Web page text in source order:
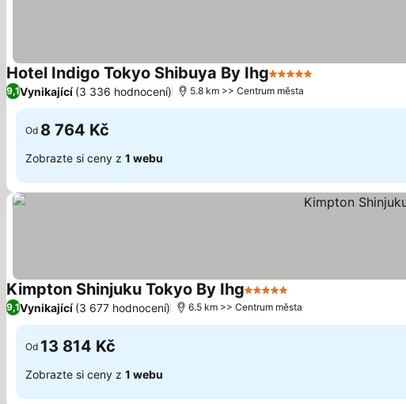
Hotel Indigo Tokyo Shibuya By Ihg5 Počet hvězdiček
9,1Vynikající (3 336 hodnocení) 5.8 km >> Centrum města
Od 8 764 Kč
Zobrazte si ceny z 1 webu
Kimpton Shinjuku Tokyo By Ihg5 Počet hvězdiček
9,1Vynikající (3 677 hodnocení) 6.5 km >> Centrum města
Od 13 814 Kč
Zobrazte si ceny z 1 webu